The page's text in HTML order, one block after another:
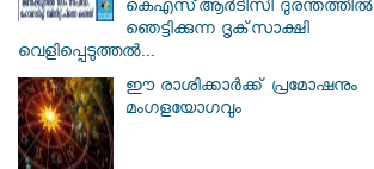
കെഎസ്ആർടിസി ദുരന്തത്തിൽ
ഞെട്ടിക്കുന്ന ദൃക്‌സാക്ഷി
വെളിപ്പെടുത്തൽ...
ഈ രാശിക്കാർക്ക് പ്രമോഷനും
മംഗളയോഗവും